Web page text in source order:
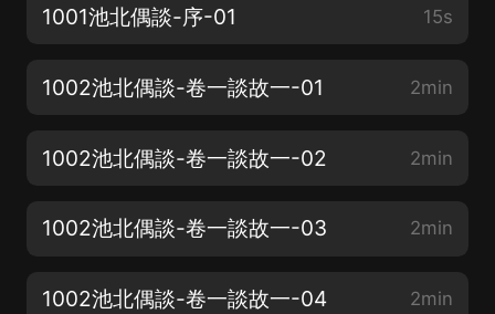
1001池北偶談-序-01 15s
1002池北偶談-卷一談故一-01 2min
1002池北偶談-卷一談故一-02 2min
1002池北偶談-卷一談故一-03 2min
1002池北偶談-卷一談故一-04 2min